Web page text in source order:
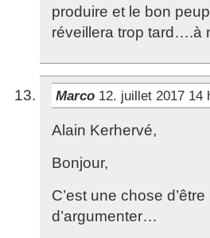
produire et le bon
réveillera trop tard….à
Marco 12. juillet 2017 14
Alain Kerhervé,
Bonjour,
C’est une chose
d’argumenter…